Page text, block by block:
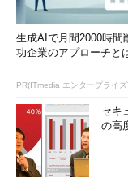
生成AIで月間2000時
功企業のアプローチと
PR(ITmedia エンタープライズ
セキ
の高